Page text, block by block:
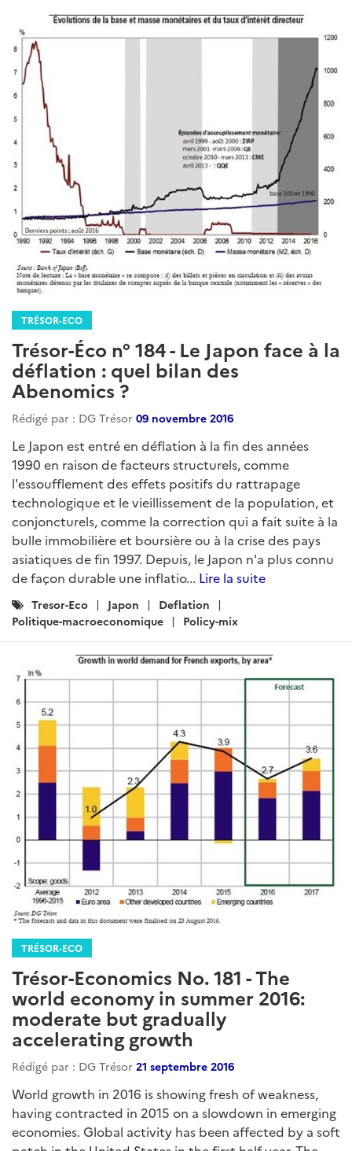
TRÉSOR-ECO
Trésor-Éco n° 184 - Le Japon face à la
déflation : quel bilan des
Abenomics ?
Rédigé par : DG Trésor 09 novembre 2016
Le Japon est entré en déflation à la fin des années
1990 en raison de facteurs structurels, comme
l'essoufflement des effets positifs du rattrapage
technologique et le vieillissement de la population, et
conjoncturels, comme la correction qui a fait suite à la
bulle immobilière et boursière ou à la crise des pays
asiatiques de fin 1997. Depuis, le Japon n'a plus connu
de façon durable une inflatio... Lire la suite
Catégories
:
Tresor-Eco Japon
Deflation
Politique-macroeconomique
Policy-mix
TRÉSOR-ECO
Trésor-Economics No. 181 - The
world economy in summer 2016:
moderate but gradually
accelerating growth
Rédigé par : DG Trésor 21 septembre 2016
World growth in 2016 is showing fresh of weakness,
having contracted in 2015 on a slowdown in emerging
economies. Global activity has been affected by a soft